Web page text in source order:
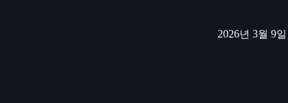
2026년 3월 9일